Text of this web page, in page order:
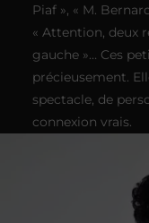
Piaf », « M.
« Attention, deux
gauche »… Ces
précieusement.
spectacle, de
connexion vrais.